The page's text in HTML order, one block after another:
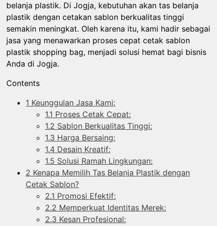
belanja plastik. Di Jogja, kebutuhan akan tas belanja
plastik dengan cetakan sablon berkualitas tinggi
semakin meningkat. Oleh karena itu, kami hadir sebagai
jasa yang menawarkan proses cepat cetak sablon
plastik shopping bag, menjadi solusi hemat bagi bisnis
Anda di Jogja.
Contents
1 Keunggulan Jasa Kami:
1.1 Proses Cetak Cepat:
1.2 Sablon Berkualitas Tinggi:
1.3 Harga Bersaing:
1.4 Desain Kreatif:
1.5 Solusi Ramah Lingkungan:
2 Kenapa Memilih Tas Belanja Plastik dengan
Cetak Sablon?
2.1 Promosi Efektif:
2.2 Memperkuat Identitas Merek:
2.3 Kesan Profesional: